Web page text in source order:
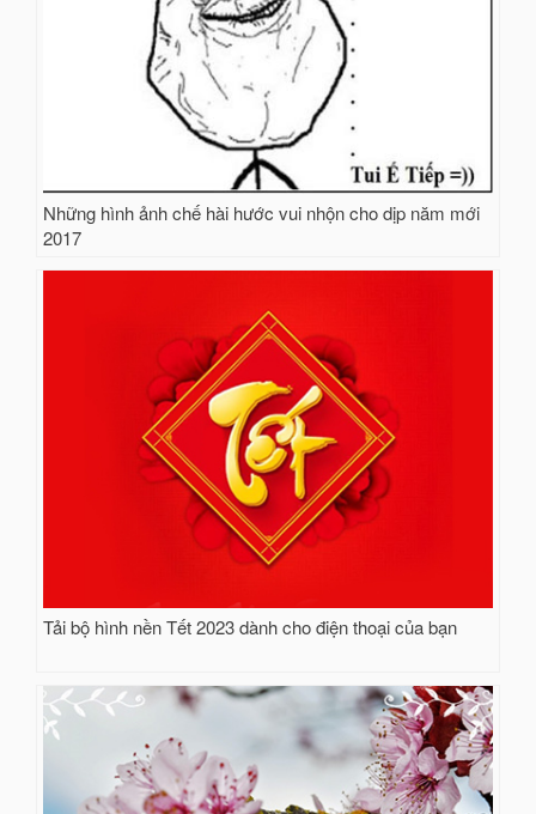
Những hình ảnh chế hài hước vui nhộn cho dịp năm mới
2017
Tải bộ hình nền Tết 2023 dành cho điện thoại của bạn